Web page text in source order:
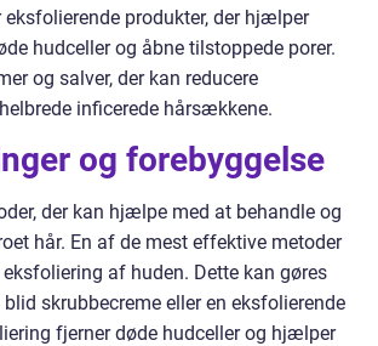
eksfolierende produkter, der hjælper
hudceller og åbne tilstoppede porer.
og salver, der kan reducere
inficerede hårsækkene.
og forebyggelse
der kan hjælpe med at behandle og
hår. En af de mest effektive metoder
af huden. Dette kan gøres
skrubbecreme eller en eksfolierende
fjerner døde hudceller og hjælper